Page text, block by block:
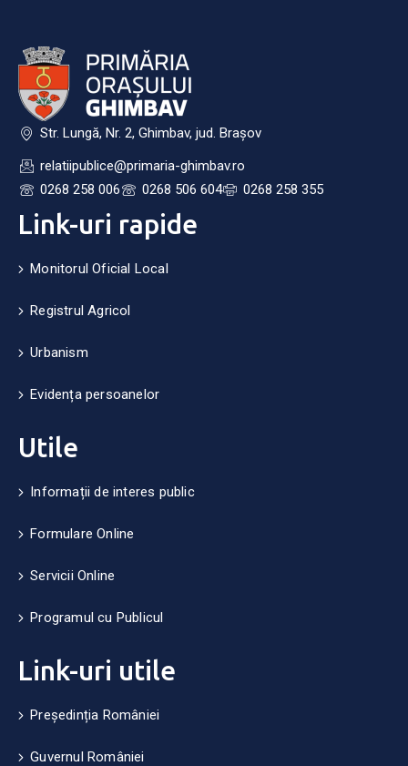
Str. Lungă, Nr. 2, Ghimbav, jud. Brașov
relatiipublice@primaria-ghimbav.ro
0268 258 006
0268 506 604 0268 258 355
Link-uri rapide
Monitorul Oficial Local
Registrul Agricol
Urbanism
Evidența persoanelor
Utile
Informații de interes public
Formulare Online
Servicii Online
Programul cu Publicul
Link-uri utile
Președinția României
Guvernul României